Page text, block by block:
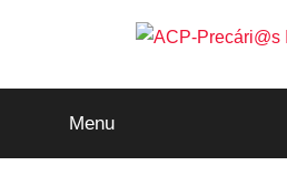
ACP-
Precári@s
Menu